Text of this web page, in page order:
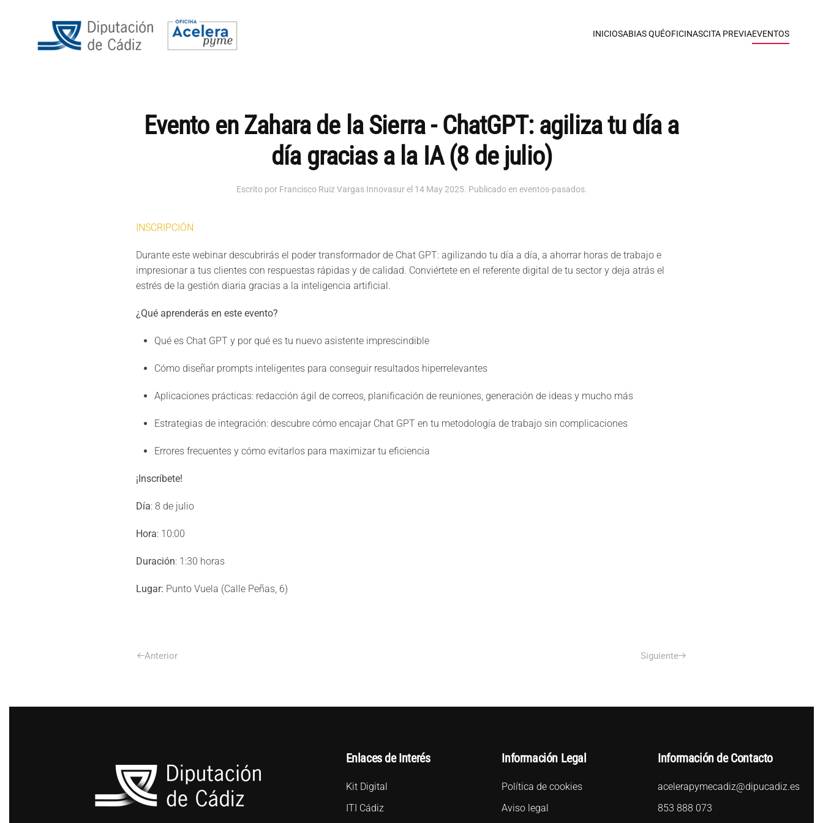
INICIOSABIAS QUÉOFICINASCITA PREVIAEVENTOS
Evento en Zahara de la Sierra - ChatGPT: agiliza tu día a
día gracias a la IA (8 de julio)
Escrito por Francisco Ruiz Vargas Innovasur el 14 May 2025. Publicado en eventos-pasados.
INSCRIPCIÓN
Durante este webinar descubrirás el poder transformador de Chat GPT: agilizando tu día a día, a ahorrar horas de trabajo e
impresionar a tus clientes con respuestas rápidas y de calidad. Conviértete en el referente digital de tu sector y deja atrás el
estrés de la gestión diaria gracias a la inteligencia artificial.
¿Qué aprenderás en este evento?
Qué es Chat GPT y por qué es tu nuevo asistente imprescindible
Cómo diseñar prompts inteligentes para conseguir resultados hiperrelevantes
Aplicaciones prácticas: redacción ágil de correos, planificación de reuniones, generación de ideas y mucho más
Estrategias de integración: descubre cómo encajar Chat GPT en tu metodología de trabajo sin complicaciones
Errores frecuentes y cómo evitarlos para maximizar tu eficiencia
¡Inscríbete!
Día: 8 de julio
Hora: 10:00
Duración: 1:30 horas
Lugar: Punto Vuela (Calle Peñas, 6)
Anterior Siguiente
Enlaces de Interés
Kit Digital
ITI Cádiz
Información Legal
Política de cookies
Aviso legal
Información de Contacto
acelerapymecadiz@dipucadiz.es
853 888 073